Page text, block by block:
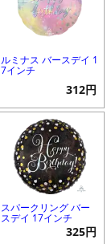
ルミナス バースデイ 1
7インチ
312円
スパークリング バー
スデイ 17インチ
325円